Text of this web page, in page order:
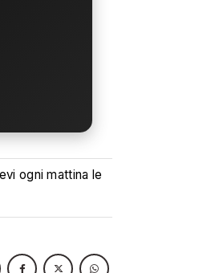
ogni mattina le